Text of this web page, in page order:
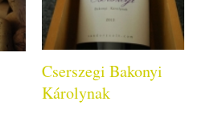
Cserszegi Bakonyi
Károlynak